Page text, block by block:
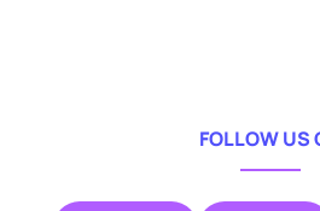
FOLLOW US